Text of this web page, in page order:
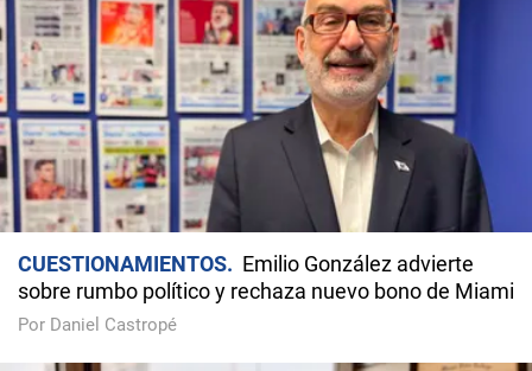
CUESTIONAMIENTOS
Emilio González advierte
sobre rumbo político y rechaza nuevo bono de Miami
Por Daniel Castropé